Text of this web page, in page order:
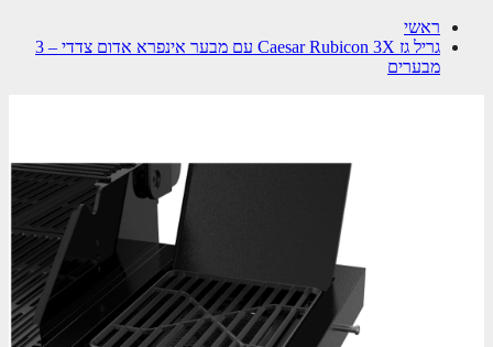
ראשי
גריל גז Caesar Rubicon 3X עם מבער אינפרא אדום צדדי – 3
מבערים